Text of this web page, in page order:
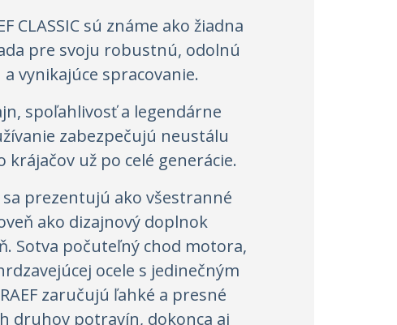
CLASSIC sú známe ako žiadna
pre svoju robustnú, odolnú
vynikajúce spracovanie.
spoľahlivosť a legendárne
zabezpečujú neustálu
už po celé generácie.
sa prezentujú ako všestranné
ako dizajnový doplnok
Sotva počuteľný chod motora,
ocele s jedinečným
zaručujú ľahké a presné
druhov potravín, dokonca aj